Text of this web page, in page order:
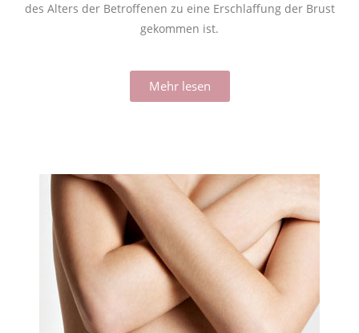
des Alters der Betroffenen zu eine Erschlaffung der Brust
gekommen ist.
Mehr lesen